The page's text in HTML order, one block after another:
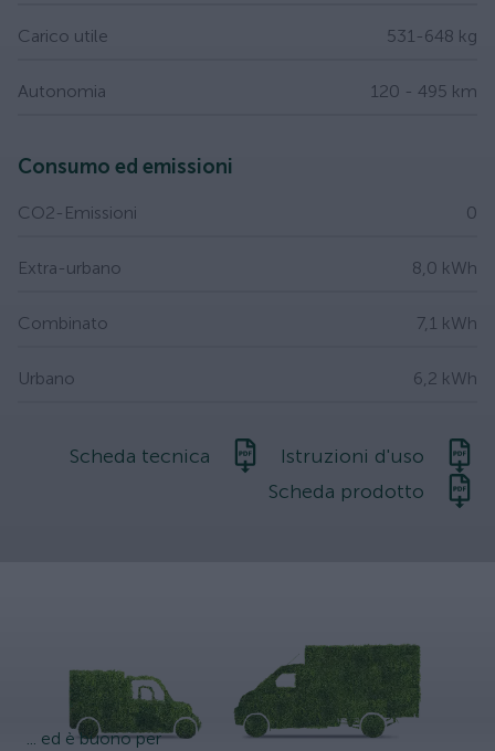
Carico utile 531-648 kg
Autonomia 120 - 495 km
Consumo ed emissioni
CO2-Emissioni 0
Extra-urbano 8,0 kWh
Combinato 7,1 kWh
Urbano 6,2 kWh
Scheda tecnica
Istruzioni d'uso
Scheda prodotto
... ed è buono per